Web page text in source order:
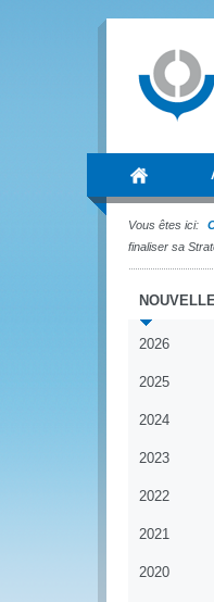
Vous êtes ici:
finaliser sa
2026
2025
2024
2023
2022
2021
2020